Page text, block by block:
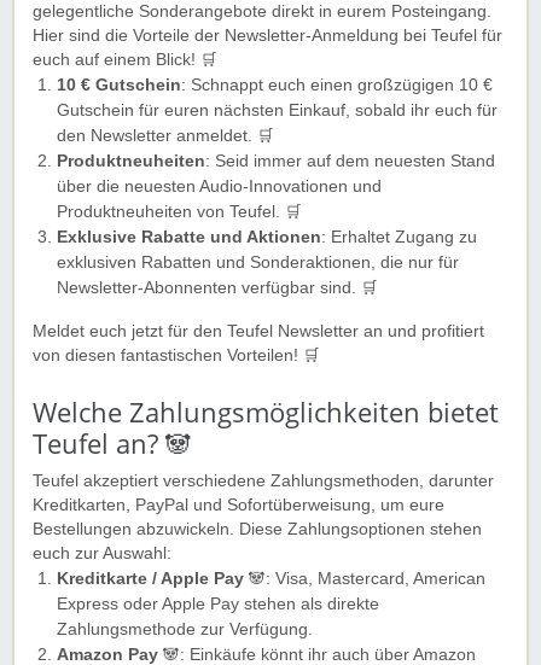
gelegentliche Sonderangebote direkt in eurem Posteingang.
Hier sind die Vorteile der Newsletter-Anmeldung bei Teufel für
euch auf einem Blick! 🛒
10 € Gutschein: Schnappt euch einen großzügigen 10 €
Gutschein für euren nächsten Einkauf, sobald ihr euch für
den Newsletter anmeldet. 🛒
Produktneuheiten: Seid immer auf dem neuesten Stand
über die neuesten Audio-Innovationen und
Produktneuheiten von Teufel. 🛒
Exklusive Rabatte und Aktionen: Erhaltet Zugang zu
exklusiven Rabatten und Sonderaktionen, die nur für
Newsletter-Abonnenten verfügbar sind. 🛒
Meldet euch jetzt für den Teufel Newsletter an und profitiert
von diesen fantastischen Vorteilen! 🛒
Welche Zahlungsmöglichkeiten bietet
Teufel an? 🐼
Teufel akzeptiert verschiedene Zahlungsmethoden, darunter
Kreditkarten, PayPal und Sofortüberweisung, um eure
Bestellungen abzuwickeln. Diese Zahlungsoptionen stehen
euch zur Auswahl:
Kreditkarte / Apple Pay 🐼: Visa, Mastercard, American
Express oder Apple Pay stehen als direkte
Zahlungsmethode zur Verfügung.
Amazon Pay 🐼️: Einkäufe könnt ihr auch über Amazon